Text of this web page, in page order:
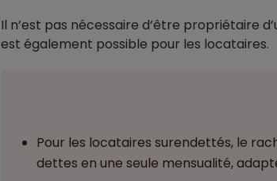
Il n’est pas nécessaire d’être propriétaire
est également possible pour les locataires.
Pour les locataires surendettés, le
dettes en une seule mensualité,